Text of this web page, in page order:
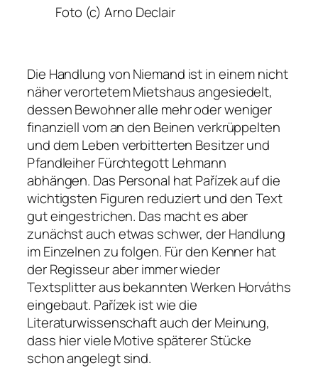
Foto (c) Arno Declair
Die Handlung vonNiemand ist in einem nicht
näher verortetem Mietshaus angesiedelt,
dessen Bewohner alle mehr oder weniger
finanziell vom an den Beinen verkrüppelten
und dem Leben verbitterten Besitzer und
Pfandleiher Fürchtegott Lehmann
abhängen. Das Personal hat Pařízek auf die
wichtigsten Figuren reduziert und den Text
gut eingestrichen. Das macht es aber
zunächst auch etwas schwer, der Handlung
im Einzelnen zu folgen. Für den Kenner hat
der Regisseur aber immer wieder
Textsplitter aus bekannten Werken Horváths
eingebaut. Pařízek ist wie die
Literaturwissenschaft auch der Meinung,
dass hier viele Motive späterer Stücke
schon angelegt sind.